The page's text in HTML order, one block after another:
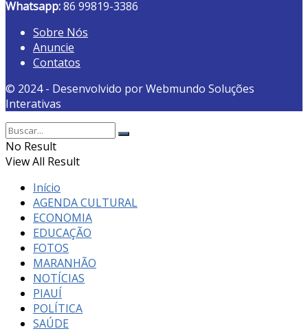
Whatsapp:86 99819-3386
Sobre Nós
Anuncie
Contatos
© 2024 - Desenvolvido por Webmundo Soluções
Interativas
No Result
View All Result
Início
AGENDA CULTURAL
ECONOMIA
EDUCAÇÃO
FOTOS
MARANHÃO
NOTÍCIAS
PIAUÍ
POLÍTICA
SAÚDE